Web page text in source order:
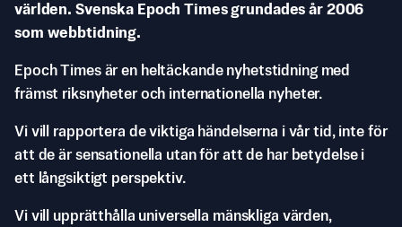
världen. Svenska Epoch Times grundades år 2006
som webbtidning.
Epoch Times är en heltäckande nyhetstidning med
främst riksnyheter och internationella nyheter.
Vi vill rapportera de viktiga händelserna i vår tid, inte för
att de är sensationella utan för att de har betydelse i
ett långsiktigt perspektiv.
Vi vill upprätthålla universella mänskliga värden,